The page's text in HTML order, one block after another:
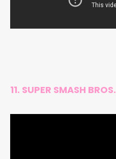
11. SUPER SMASH BROS.